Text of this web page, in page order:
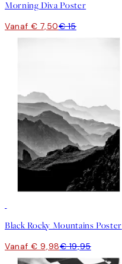
Morning Diva Poster
Vanaf € 7,50€ 15
Black Rocky Mountains Poster
Vanaf € 9,98€ 19,95